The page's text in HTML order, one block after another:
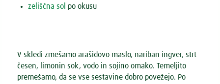
zeliščna sol po okusu
V skledi zmešamo arašidovo maslo, nariban ingver, strt
česen, limonin sok, vodo in sojino omako. Temeljito
premešamo, da se vse sestavine dobro povežejo. Po